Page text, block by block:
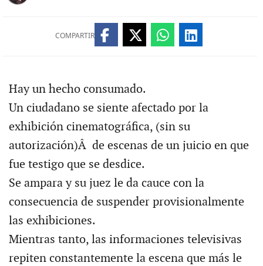
COMPARTIR
Hay un hecho consumado.
Un ciudadano se siente afectado por la
exhibición cinematográfica, (sin su
autorización)Â de escenas de un juicio en que
fue testigo que se desdice.
Se ampara y su juez le da cauce con la
consecuencia de suspender provisionalmente
las exhibiciones.
Mientras tanto, las informaciones televisivas
repiten constantemente la escena que más le